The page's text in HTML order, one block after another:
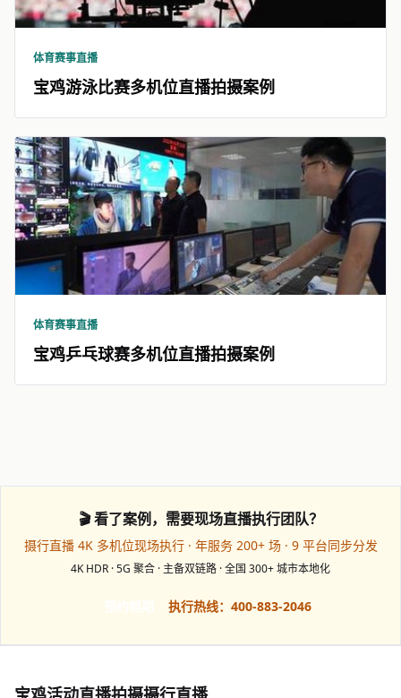
体育赛事直播
宝鸡游泳比赛多机位直播拍摄案例
体育赛事直播
宝鸡乒乓球赛多机位直播拍摄案例
🎬 看了案例，需要现场直播执行团队？
摄行直播 4K 多机位现场执行 · 年服务 200+ 场 · 9 平台同步分发
4K HDR · 5G 聚合 · 主备双链路 · 全国 300+ 城市本地化
执行热线：400-883-2046